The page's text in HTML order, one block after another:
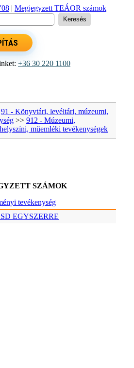
| Megjegyzett TEÁOR számok
+36 30 220 1100
91 - Könyvtári, levéltári, múzeumi,
>> 912 - Múzeumi,
műemléki tevékenységek
SZÁMOK
tevékenység
EGYSZERRE